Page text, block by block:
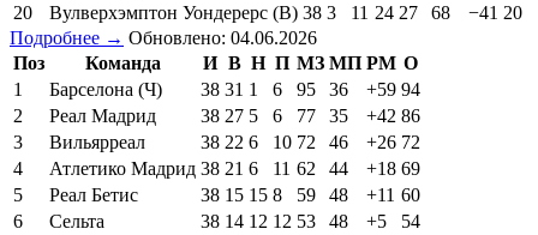
20
Вулверхэмптон Уондерерс (В) 38 3 11 24 27 68 −41 20
Подробнее → Обновлено: 04.06.2026
Поз
Команда И В Н П МЗ МП РМ О
1
Барселона (Ч) 38 31 1 6 95 36 +59 94
2
Реал Мадрид 38 27 5 6 77 35 +42 86
3
Вильярреал 38 22 6 10 72 46 +26 72
4
Атлетико Мадрид 38 21 6 11 62 44 +18 69
5
Реал Бетис 38 15 15 8 59 48 +11 60
6
Сельта 38 14 12 12 53 48 +5
54